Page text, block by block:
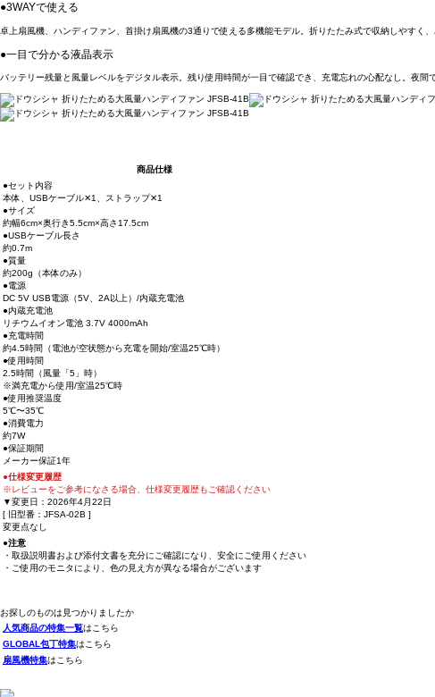
●3WAYで使える
卓上扇風機、ハンディファン、首掛け扇風機の3通りで使える多機能モデル。折りたたみ式で収納しやすく
●一目で分かる液晶表示
バッテリー残量と風量レベルをデジタル表示。残り使用時間が一目で確認でき、充電忘れの心配なし。夜
商品仕様
●セット内容
本体、USBケーブル✕1、ストラップ✕1
●サイズ
約幅6cm×奥行き5.5cm×高さ17.5cm
●USBケーブル長さ
約0.7m
●質量
約200g（本体のみ）
●電源
DC 5V USB電源（5V、2A以上）/内蔵充電池
●内蔵充電池
リチウムイオン電池 3.7V 4000mAh
●充電時間
約4.5時間（電池が空状態から充電を開始/室温25℃時）
●使用時間
2.5時間（風量「5」時）
※満充電から使用/室温25℃時
●使用推奨温度
5℃〜35℃
●消費電力
約7W
●保証期間
メーカー保証1年
●仕様変更履歴
※レビューをご参考になさる場合、仕様変更履歴もご確認ください
▼変更日：2026年4月22日
[ 旧型番：JFSA-02B ]
変更点なし
●注意
・取扱説明書および添付文書を充分にご確認になり、安全にご使用ください
・ご使用のモニタにより、色の見え方が異なる場合がございます
お探しのものは見つかりましたか
人気商品の特集一覧はこちら
GLOBAL包丁特集はこちら
扇風機特集はこちら